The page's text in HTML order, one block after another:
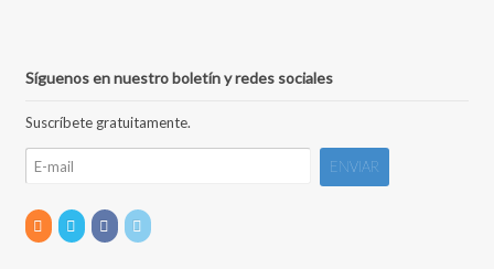
Síguenos en nuestro boletín y redes sociales
Suscríbete gratuitamente.